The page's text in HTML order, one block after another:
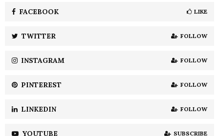
H
FACEBOOK LIKE
TWITTER FOLLOW
INSTAGRAM FOLLOW
PINTEREST FOLLOW
LINKEDIN FOLLOW
YOUTUBE SUBSCRIBE